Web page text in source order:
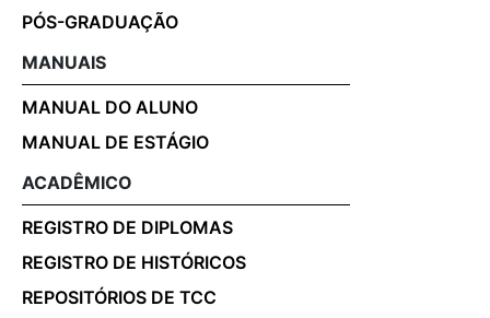
PÓS-GRADUAÇÃO
MANUAIS
MANUAL DO ALUNO
MANUAL DE ESTÁGIO
ACADÊMICO
REGISTRO DE DIPLOMAS
REGISTRO DE HISTÓRICOS
REPOSITÓRIOS DE TCC